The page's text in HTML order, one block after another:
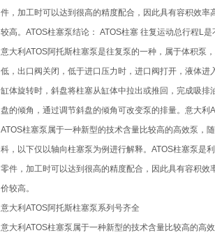
件，加工时可以达到很高的精度配合，因此具有容积效
较高。ATOS柱塞泵结论： ATOS柱塞 往复运动总行程L是
意大利ATOS阿托斯柱塞泵是往复泵的一种，属于体积泵
低，出口阀关闭，低于进口压力时，进口阀打开，液体
缸体旋转时，斜盘将柱塞从缸体中拉出或推回，完成吸
盘的倾角，通过调节斜盘的倾角可改变泵的排量。意大
ATOS柱塞泵属于一种新型的技术含量比较高的高效泵，
科，以下仅以轴向柱塞泵为例进行解释。ATOS柱塞泵是
零件，加工时可以达到很高的精度配合，因此具有容积
价较高。
意大利ATOS阿托斯柱塞泵系列号齐全
意大利ATOS柱塞泵属于一种新型的技术含量比较高的高